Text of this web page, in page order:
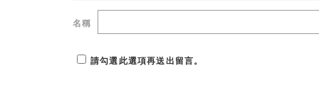
名稱
請勾選此選項再送出留言。